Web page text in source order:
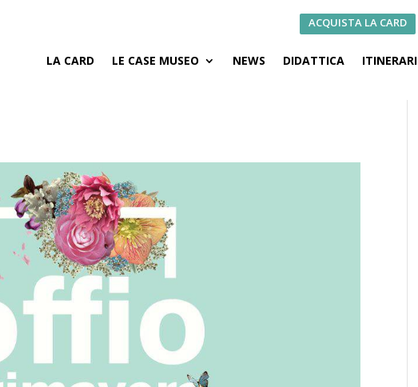
ACQUISTA LA CARD
LA CARD LE CASE MUSEO NEWS DIDATTICA ITINERARI